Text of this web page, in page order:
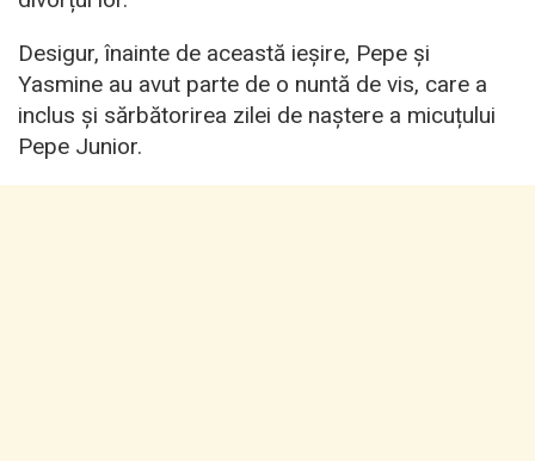
Desigur, înainte de această ieșire, Pepe și
Yasmine au avut parte de o nuntă de vis, care a
inclus și sărbătorirea zilei de naștere a micuțului
Pepe Junior.